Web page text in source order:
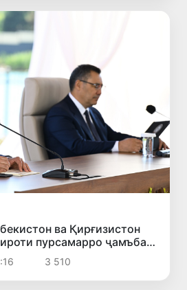
ва Қирғизистон
пурсамарро ҷамъбаст
3 510